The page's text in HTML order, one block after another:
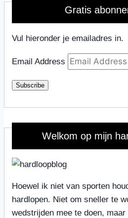
Gratis
Vul hieronder je emailadres in.
Email Address
Subscribe
Welkom op mijn
Hoewel ik niet van sporten
hardlopen. Niet om sneller te
wedstrijden mee te doen,